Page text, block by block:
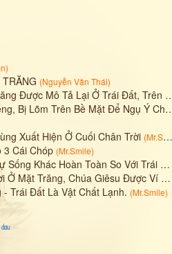
)
(Nguyễn Văn Thái)
Mặt Lõm Của Mặt Trăng Có Vô Số Mặt Người Tồn Tại Và Hiện Hữu Bên Trong.
Mặt Để Ngụ Ý Cho Một Đài Thiên Văn Trên Mặt Trăng.
Xuất Hiện Ở Cuối Chân Trời (Mr.Smile
3 Cái Chóp (Mr.Smile)
Khác Hoàn Toàn So Với Trái Đất.
Chúa Giêsu Được Ví Như Người Ở Trái Đất.
Trái Đất Là Vật Chất Lạnh. (Mr.Smile)